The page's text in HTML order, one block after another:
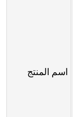
اسم المنتج